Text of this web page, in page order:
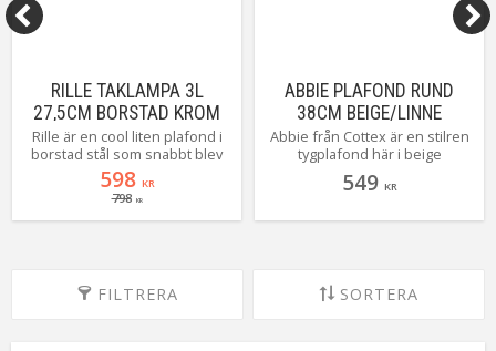
RILLE TAKLAMPA 3L
27,5CM BORSTAD KROM
Rille är en cool liten plafond i
borstad stål som snabbt blev
en favorit i den fysiska butiken,
kanske för att du själv kan
styra lite hur du vill att det
färdiga resultatet ska bli med
598 KR
798 KR
ABBIE PLAFOND RUND
38CM BEIGE/LINNE
Abbie från Cottex är en stilren
tygplafond här i beige
linnelook som gör sig lika väl i
vardagsrummet som i
storlekar i 2 färger och här ser
krokupphäng för en snabb och
549 KR
FILTRERA SORTERA